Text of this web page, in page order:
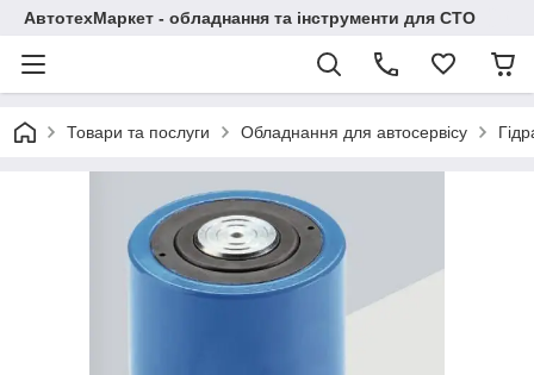
АвтотехМаркет - обладнання та інструменти для СТО
Товари та послуги Обладнання для автосервісу